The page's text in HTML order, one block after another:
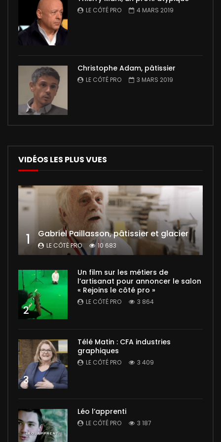
LE CÔTÉ PRO 4 MARS 2019
Christophe Adam, pâtissier
LE CÔTÉ PRO 3 MARS 2019
VIDÉOS LES PLUS VUES
1 Gabriel Paillasson, pâtissier et glacier
LE CÔTÉ PRO 10 683
2
Un film sur les métiers de
l’artisanat pour annoncer le salon
« Rejoins le côté pro »
LE CÔTÉ PRO 3 864
3
Télé Matin : CFA industries
graphiques
LE CÔTÉ PRO 3 409
Léo l’apprenti
LE CÔTÉ PRO 3 187